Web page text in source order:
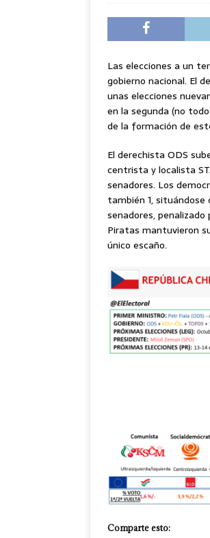
Las elecciones a un
gobierno nacional. El
unas elecciones
en la segunda (no
de la formación de
El derechista ODS
centrista y localista
senadores. Los
también 1, situándose
senadores,
Piratas mantuvieron
único escaño.
Comparte esto: